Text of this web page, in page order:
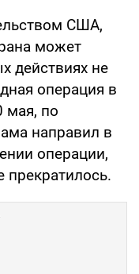
США,
может
действиях не
операция в
мая, по
направил в
операции,
прекратилось.